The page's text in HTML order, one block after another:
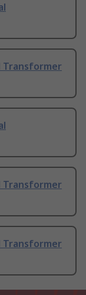
Transformer
Transformer
Transformer